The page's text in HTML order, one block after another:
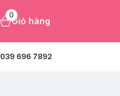
0
Giỏ hàng
039 696 7892